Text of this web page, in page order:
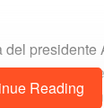
presidente
informó
viajen y
Reading